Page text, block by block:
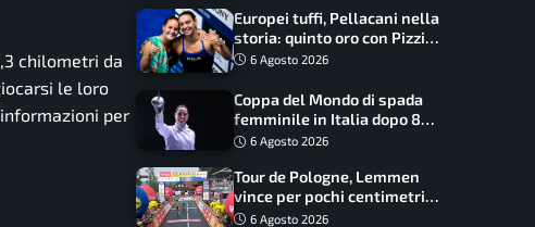
chilometri da
le loro
per
Europei tuffi, Pellacani nella
storia: quinto oro con Pizzini
nel sincro da 3 metri
6 Agosto 2026
Coppa del Mondo di spada
femminile in Italia dopo 8
anni, Alberta Santuccio: “Il
frutti”
6 Agosto 2026
Tour de Pologne, Lemmen
vince per pochi centimetri
su Scaroni: maxi-caduta e
6 Agosto 2026